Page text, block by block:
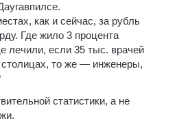
как и сейчас, за рубль
Где жило 3 процента
лечили, если 35 тыс. врачей
столицах, то же — инженеры,
статистики, а не